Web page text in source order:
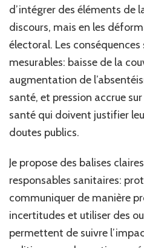
d’intégrer des éléments de
discours, mais en les
électoral. Les
mesurables: baisse de la
augmentation de
santé, et pression accrue
santé qui doivent justifier
doutes publics.
Je propose des balises
responsables sanitaires:
communiquer de manière
incertitudes et utiliser des
permettent de suivre